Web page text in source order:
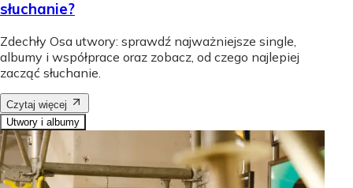
słuchanie?
Zdechły Osa utwory: sprawdź najważniejsze single,
albumy i współprace oraz zobacz, od czego najlepiej
zacząć słuchanie.
Czytaj więcej
Utwory i albumy